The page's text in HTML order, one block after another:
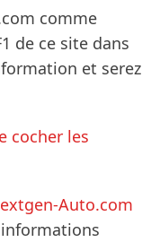
comme
de ce site dans
et serez
cocher les
Auto.com